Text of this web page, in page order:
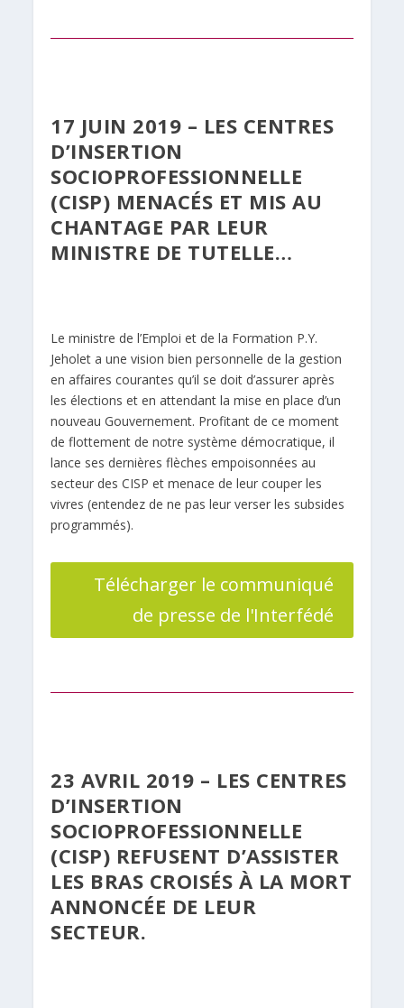
17 JUIN 2019 – LES CENTRES
D’INSERTION
SOCIOPROFESSIONNELLE
(CISP) MENACÉS ET MIS AU
CHANTAGE PAR LEUR
MINISTRE DE TUTELLE…
Le ministre de l’Emploi et de la Formation P.Y.
Jeholet a une vision bien personnelle de la gestion
en affaires courantes qu’il se doit d’assurer après
les élections et en attendant la mise en place d’un
nouveau Gouvernement. Profitant de ce moment
de flottement de notre système démocratique, il
lance ses dernières flèches empoisonnées au
secteur des CISP et menace de leur couper les
vivres (entendez de ne pas leur verser les subsides
programmés).
Télécharger le communiqué
de presse de l'Interfédé
23 AVRIL 2019 – LES CENTRES
D’INSERTION
SOCIOPROFESSIONNELLE
(CISP) REFUSENT D’ASSISTER
LES BRAS CROISÉS À LA MORT
ANNONCÉE DE LEUR
SECTEUR.